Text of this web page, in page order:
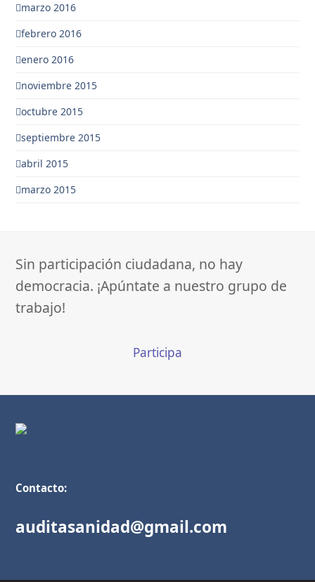
marzo 2016
febrero 2016
enero 2016
noviembre 2015
octubre 2015
septiembre 2015
abril 2015
marzo 2015
Sin participación ciudadana, no hay
democracia. ¡Apúntate a nuestro grupo de
trabajo!
Participa
Contacto:
auditasanidad@gmail.com